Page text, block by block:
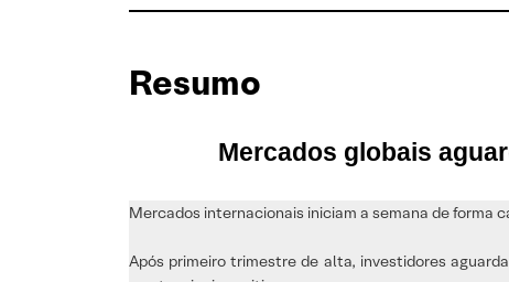
Resumo
Mercados globais
Mercados internacionais iniciam a semana de forma
Após primeiro trimestre de alta, investidores